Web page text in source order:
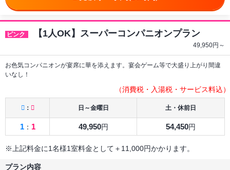
ピンク 【1人OK】スーパーコンパニオンプラン
49,950円～
お色気コンパニオンが宴席に華を添えます。宴会ゲーム等で大盛り上がり間違
いなし！
（消費税・入湯税・サービス料込）
： 日～金曜日 土・休前日
1： 1 49,950円 54,450円
※上記料金に1名様1室料金として＋11,000円かかります。
プラン内容